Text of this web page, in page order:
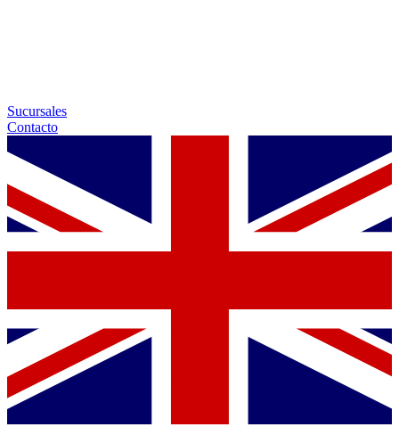
Sucursales
Contacto